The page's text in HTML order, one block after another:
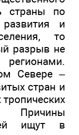
страны по
и
то
разрыв не
Севере –
стран и
ищут в